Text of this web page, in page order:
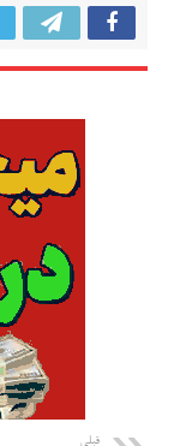
قبلی